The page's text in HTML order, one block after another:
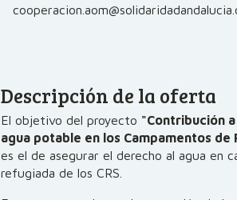
Descripción de la oferta
El objetivo del proyecto "Contribución
agua potable en los Campamentos
es el de asegurar el derecho al agua en
refugiada de los CRS.